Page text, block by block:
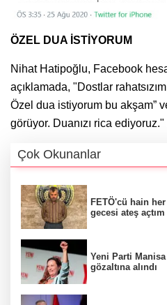
ÖZEL DUA İSTİYORUM
Nihat Hatipoğlu, Facebook
açıklamada, "Dostlar
Özel dua istiyorum bu akşam”
görüyor. Duanızı rica
Çok Okunanlar
FETÖ'cü hain
gecesi ateş açtım
Yeni Parti
gözaltına alındı